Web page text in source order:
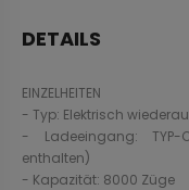
DETAILS
EINZELHEITEN
- Typ: Elektrisch
- Ladeeingang:
enthalten)
- Kapazität: 8000 Züge